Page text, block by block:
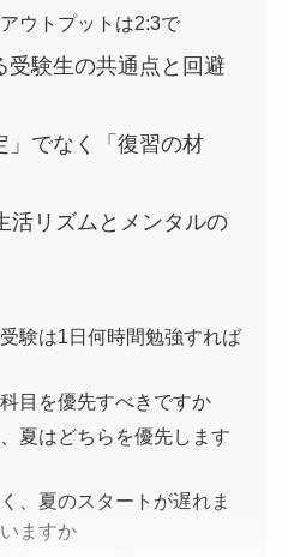
ウトプットは2:3で
受験生の共通点と回避
」でなく「復習の材
活リズムとメンタルの
験は1日何時間勉強すれば
目を優先すべきですか
夏はどちらを優先します
、夏のスタートが遅れま
ますか